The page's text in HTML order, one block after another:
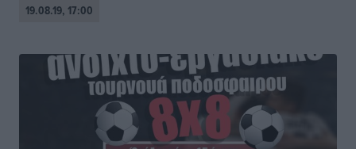
19.08.19, 17:00